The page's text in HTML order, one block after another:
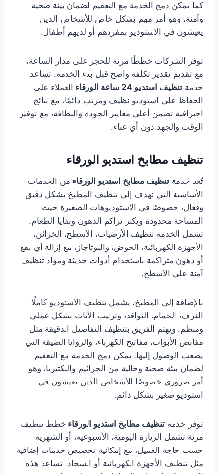
كما يمكن دمج الخدمة مع التعقيم لضمان بيئة صحية
وآمنة، وهو أمر مهم بشكل خاص للأشخاص الذين
يعيشون في الاستوديو بمفردهم أو لديهم أطفال.
توفر الشركات خططًا مرنة للحجز على مدار الساعة،
مع تقديم تقدير تكلفة واضح قبل بدء الخدمة. تساعد
خدمة تنظيف استديو 24 ساعة الورقاء
العملاء على
الحفاظ على استوديو نظيف ومرتب دائمًا، مع نتائج
احترافية تضمن أعلى معايير الجودة والنظافة، مع توفير
الوقت والجهد دون أي عناء.
تنظيف مطابخ استديو الورقاء
تُعد خدمة تنظيف مطابخ استديو الورقاء من الخدمات
الأساسية التي تهدف إلى تنظيف المطبخ بشكل دقيق
وفعال، خصوصًا في الاستوديوهات الصغيرة حيث
المساحة محدودة ويكثر تراكم الدهون وبقايا الطعام.
تشمل الخدمة تنظيف الأرضيات، الأسطح، الخزائن،
الأجهزة الكهربائية، الحوض، والبوتاجاز، مع إزالة أي بقع
أو دهون متراكمة باستخدام أدوات حديثة ومواد تنظيف
آمنة على الأسطح.
بالإضافة إلى المطبخ، يشمل تنظيف الاستوديو كاملًا
الغرف، الحمام، النوافذ، وترتيب الأثاث بشكل عملي
ومنظم. ويهتم الفريق بتنظيف التفاصيل الدقيقة مثل
مقابض الأبواب، مفاتيح الكهرباء، والزوايا الضيقة التي
يصعب الوصول إليها. يمكن دمج الخدمة مع التعقيم
لضمان بيئة صحية وخالية من الجراثيم والبكتيريا، وهو
أمر ضروري خصوصًا للأشخاص الذين يعيشون في
استوديو صغير بشكل دائم.
توفر خدمة تنظيف مطابخ استديو الورقاء خطط تنظيف
مرنة تشمل الزيارة اليومية، الأسبوعية، أو الشهرية
حسب حاجة العميل، مع إمكانية تخصيص خدمات إضافية
مثل تنظيف الأجهزة الكهربائية أو السجاد. تساعد هذه